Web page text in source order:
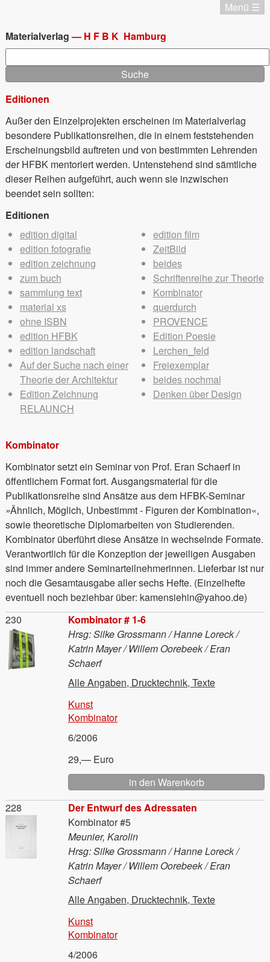
Inhalt
Menü ☰
Chronologie
Editionen
Materialverlag
Aktuell
Termine
Startseite
Impressum
Datenschutz
English
Materialverlag— HFBK Hamburg
Editionen
Außer den Einzelprojekten erscheinen im Materialverlag
besondere Publikationsreihen, die in einem feststehenden
Erscheinungsbild auftreten und von bestimmten Lehrenden
der HFBK mentoriert werden. Untenstehend sind sämtliche
dieser Reihen aufgeführt, auch wenn sie inzwischen
beendet sein sollten:
Editionen
edition digital
edition fotografie
edition zeichnung
zum buch
sammlung text
material xs
ohne ISBN
edition HFBK
edition landschaft
Auf der Suche nach einer
Theorie der Architektur
Edition Zeichnung
RELAUNCH
edition film
ZeitBild
beides
Schriftenreihe zur Theorie
Kombinator
querdurch
PROVENCE
Edition Poesie
Lerchen_feld
Freiexemplar
beides nochmal
Denken über Design
Kombinator
Kombinator setzt ein Seminar von Prof. Eran Schaerf in
öffentlichem Format fort. Ausgangsmaterial für die
Publikationsreihe sind Ansätze aus dem HFBK-Seminar
»Ähnlich, Möglich, Unbestimmt - Figuren der Kombination«,
sowie theoretische Diplomarbeiten von Studierenden.
Kombinator überführt diese Ansätze in wechselnde Formate.
Verantwortlich für die Konzeption der jeweiligen Ausgaben
sind immer andere Seminarteilnehmerinnen. Lieferbar ist nur
noch die Gesamtausgabe aller sechs Hefte. (Einzelhefte
eventuell noch beziehbar über: kamensiehin@yahoo.de)
Kombinator # 1-6
Material
230
Hrsg: Silke Grossmann / Hanne Loreck /
Katrin Mayer / Willem Oorebeek / Eran
Schaerf
Alle Angaben, Drucktechnik, Texte
Kunst
Kombinator
6/2006
29,— Euro
Der Entwurf des Adressaten
Kombinator #5
Material
228
Meunier, Karolin
Hrsg: Silke Grossmann / Hanne Loreck /
Katrin Mayer / Willem Oorebeek / Eran
Schaerf
Alle Angaben, Drucktechnik, Texte
Kunst
Kombinator
4/2006